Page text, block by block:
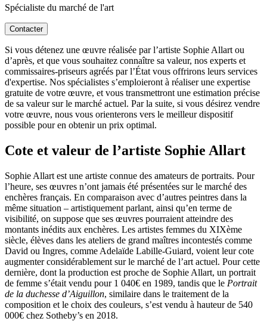
Spécialiste du marché de l'art
Contacter
Si vous détenez une œuvre réalisée par l’artiste Sophie Allart ou
d’après, et que vous souhaitez connaître sa valeur, nos experts et
commissaires-priseurs agréés par l’État vous offrirons leurs services
d'expertise. Nos spécialistes s’emploieront à réaliser une expertise
gratuite de votre œuvre, et vous transmettront une estimation précise
de sa valeur sur le marché actuel. Par la suite, si vous désirez vendre
votre œuvre, nous vous orienterons vers le meilleur dispositif
possible pour en obtenir un prix optimal.
Cote et valeur de l’artiste Sophie Allart
Sophie Allart est une artiste connue des amateurs de portraits. Pour
l’heure, ses œuvres n’ont jamais été présentées sur le marché des
enchères français. En comparaison avec d’autres peintres dans la
même situation – artistiquement parlant, ainsi qu’en terme de
visibilité, on suppose que ses œuvres pourraient atteindre des
montants inédits aux enchères. Les artistes femmes du XIXème
siècle, élèves dans les ateliers de grand maîtres incontestés comme
David ou Ingres, comme Adelaïde Labille-Guiard, voient leur cote
augmenter considérablement sur le marché de l’art actuel. Pour cette
dernière, dont la production est proche de Sophie Allart, un portrait
de femme s’était vendu pour 1 040€ en 1989, tandis que le Portrait
de la duchesse d’Aiguillon, similaire dans le traitement de la
composition et le choix des couleurs, s’est vendu à hauteur de 540
000€ chez Sotheby’s en 2018.